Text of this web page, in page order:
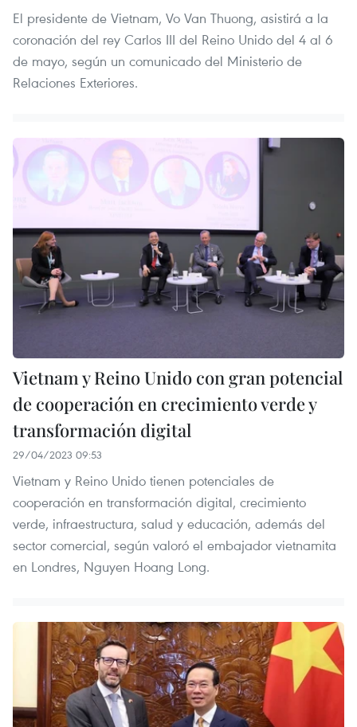
El presidente de Vietnam, Vo Van Thuong, asistirá a la
coronación del rey Carlos III del Reino Unido del 4 al 6
de mayo, según un comunicado del Ministerio de
Relaciones Exteriores.
Vietnam y Reino Unido con gran potencial
de cooperación en crecimiento verde y
transformación digital
29/04/2023 09:53
Vietnam y Reino Unido tienen potenciales de
cooperación en transformación digital, crecimiento
verde, infraestructura, salud y educación, además del
sector comercial, según valoró el embajador vietnamita
en Londres, Nguyen Hoang Long.